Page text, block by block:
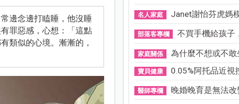
邊念邊打瞌睡，他沒睡
罪惡感，心想：「這點
類似的心境。漸漸的，
名人家庭 Janet謝怡芬虎媽模
部落客專欄 不買手機給孩子，
家庭關係 為什麼不想或不敢
寶貝健康 0.05%阿托品近視控
醫師專欄 晚婚晚育是無法